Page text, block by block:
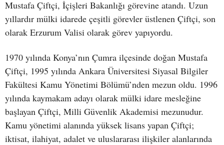
Mustafa Çiftçi, İçişleri Bakanlığı görevine atandı. Uzun
yıllardır mülki idarede çeşitli görevler üstlenen Çiftçi, son
olarak Erzurum Valisi olarak görev yapıyordu.
1970 yılında Konya’nın Çumra ilçesinde doğan Mustafa
Çiftçi, 1995 yılında Ankara Üniversitesi Siyasal Bilgiler
Fakültesi Kamu Yönetimi Bölümü’nden mezun oldu. 1996
yılında kaymakam adayı olarak mülki idare mesleğine
başlayan Çiftçi, Milli Güvenlik Akademisi mezunudur.
Kamu yönetimi alanında yüksek lisans yapan Çiftçi;
iktisat, ilahiyat, adalet ve uluslararası ilişkiler alanlarında